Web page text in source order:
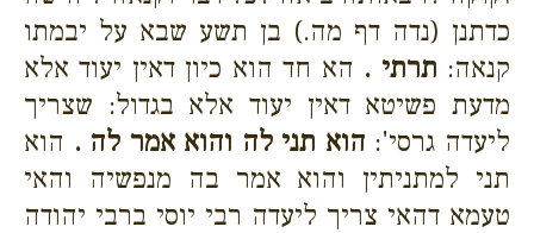
כדתנן (נדה דף מה.) בן תשע שבא על יבמתו
קנאה: תרתי . הא חד הוא כיון דאין יעוד אלא
מדעת פשיטא דאין יעוד אלא בגדול: שצריך
ליעדה גרסי': הוא תני לה והוא אמר לה . הוא
תני למתניתין והוא אמר בה מנפשיה והאי
טעמא דהאי צריך ליעדה רבי יוסי ברבי יהודה